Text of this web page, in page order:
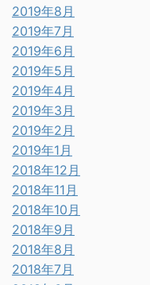
2019年8月
2019年7月
2019年6月
2019年5月
2019年4月
2019年3月
2019年2月
2019年1月
2018年12月
2018年11月
2018年10月
2018年9月
2018年8月
2018年7月